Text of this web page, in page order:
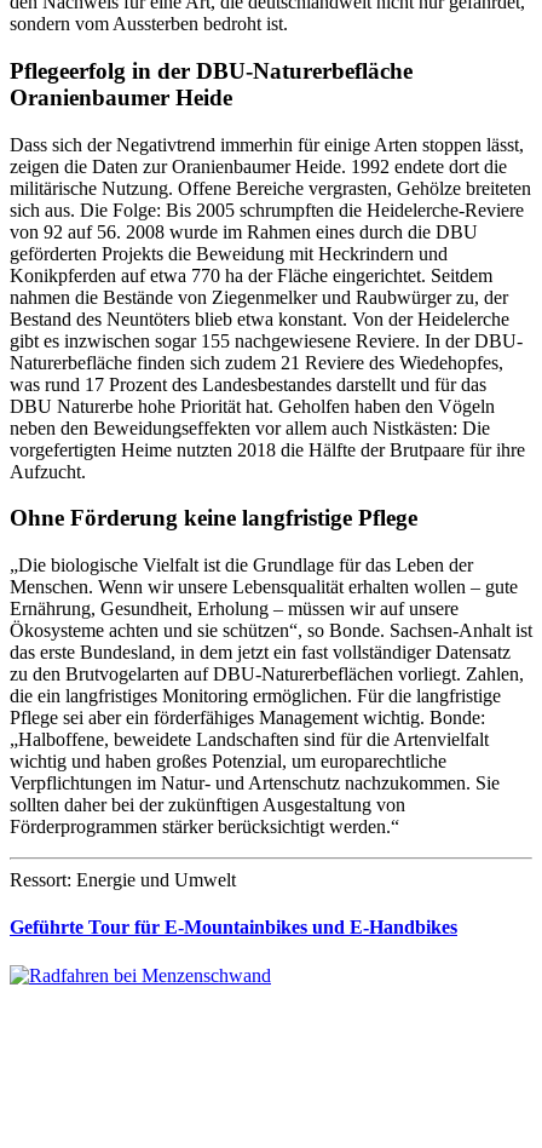
sondern vom Aussterben bedroht ist.
Pflegeerfolg in der DBU-Naturerbefläche
Oranienbaumer Heide
Dass sich der Negativtrend immerhin für einige Arten stoppen lässt,
zeigen die Daten zur Oranienbaumer Heide. 1992 endete dort die
militärische Nutzung. Offene Bereiche vergrasten, Gehölze breiteten
sich aus. Die Folge: Bis 2005 schrumpften die Heidelerche-Reviere
von 92 auf 56. 2008 wurde im Rahmen eines durch die DBU
geförderten Projekts die Beweidung mit Heckrindern und
Konikpferden auf etwa 770 ha der Fläche eingerichtet. Seitdem
nahmen die Bestände von Ziegenmelker und Raubwürger zu, der
Bestand des Neuntöters blieb etwa konstant. Von der Heidelerche
gibt es inzwischen sogar 155 nachgewiesene Reviere. In der DBU-
Naturerbefläche finden sich zudem 21 Reviere des Wiedehopfes,
was rund 17 Prozent des Landesbestandes darstellt und für das
DBU Naturerbe hohe Priorität hat. Geholfen haben den Vögeln
neben den Beweidungseffekten vor allem auch Nistkästen: Die
vorgefertigten Heime nutzten 2018 die Hälfte der Brutpaare für ihre
Aufzucht.
Ohne Förderung keine langfristige Pflege
„Die biologische Vielfalt ist die Grundlage für das Leben der
Menschen. Wenn wir unsere Lebensqualität erhalten wollen – gute
Ernährung, Gesundheit, Erholung – müssen wir auf unsere
Ökosysteme achten und sie schützen“, so Bonde. Sachsen-Anhalt ist
das erste Bundesland, in dem jetzt ein fast vollständiger Datensatz
zu den Brutvogelarten auf DBU-Naturerbeflächen vorliegt. Zahlen,
die ein langfristiges Monitoring ermöglichen. Für die langfristige
Pflege sei aber ein förderfähiges Management wichtig. Bonde:
„Halboffene, beweidete Landschaften sind für die Artenvielfalt
wichtig und haben großes Potenzial, um europarechtliche
Verpflichtungen im Natur- und Artenschutz nachzukommen. Sie
sollten daher bei der zukünftigen Ausgestaltung von
Förderprogrammen stärker berücksichtigt werden.“
Ressort: Energie und Umwelt
Geführte Tour für E-Mountainbikes und E-Handbikes